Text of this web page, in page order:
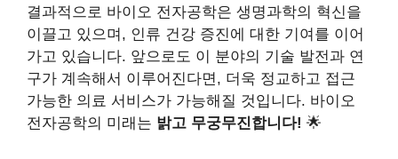
결과적으로 바이오 전자공학은 생명과학의 혁신을
이끌고 있으며, 인류 건강 증진에 대한 기여를 이어
가고 있습니다. 앞으로도 이 분야의 기술 발전과 연
구가 계속해서 이루어진다면, 더욱 정교하고 접근
가능한 의료 서비스가 가능해질 것입니다. 바이오
전자공학의 미래는 밝고 무궁무진합니다! 🌟